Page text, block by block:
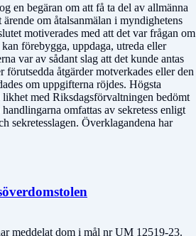
en begäran om att få ta del av allmänna
om åtalsanmälan i myndighetens
motiverades med att det var frågan om
förebygga, uppdaga, utreda eller
var av sådant slag att det kunde antas
förutsedda åtgärder motverkades eller den
om uppgifterna röjdes. Högsta
med Riksdagsförvaltningen bedömt
omfattas av sekretess enligt
sekretesslagen. Överklagandena har
meddelat dom i mål nr UM 12519-23.